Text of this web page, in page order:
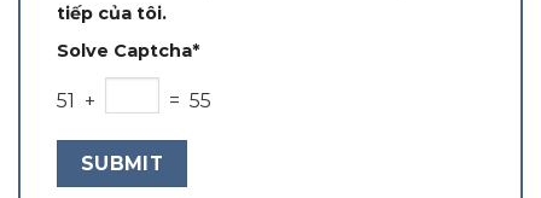
tiếp của tôi.
Solve Captcha*
51 + = 55